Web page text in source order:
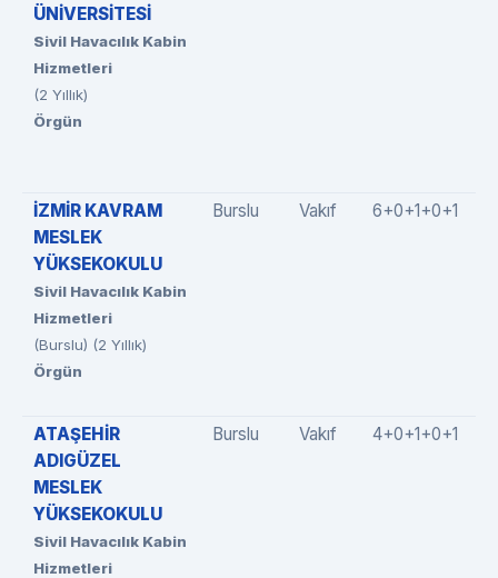
ÜNİVERSİTESİ
Sivil Havacılık Kabin
Hizmetleri
(2 Yıllık)
Örgün
İZMİR KAVRAM
MESLEK
YÜKSEKOKULU
Sivil Havacılık Kabin
Hizmetleri
(Burslu) (2 Yıllık)
Örgün
Burslu Vakıf 6+0+1+0+1
ATAŞEHİR
ADIGÜZEL
MESLEK
YÜKSEKOKULU
Sivil Havacılık Kabin
Hizmetleri
Burslu Vakıf 4+0+1+0+1